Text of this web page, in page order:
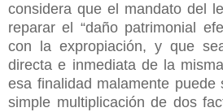
considera que el mandato del
reparar el “daño patrimonial
con la expropiación, y que
directa e inmediata de la
esa finalidad malamente puede
simple multiplicación de dos